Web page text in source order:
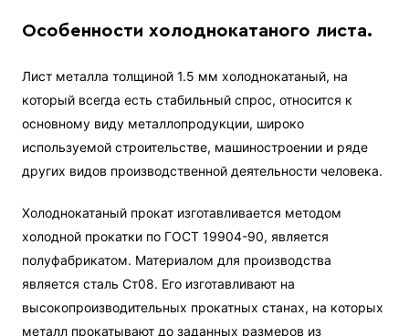
Особенности холоднокатаного листа.
Лист металла толщиной 1.5 мм холоднокатаный, на
который всегда есть стабильный спрос, относится к
основному виду металлопродукции, широко
используемой строительстве, машиностроении и ряде
других видов производственной деятельности человека.
Холоднокатаный прокат изготавливается методом
холодной прокатки по ГОСТ 19904-90, является
полуфабрикатом. Материалом для производства
является сталь Ст08. Его изготавливают на
высокопроизводительных прокатных станах, на которых
металл прокатывают до заданных размеров из